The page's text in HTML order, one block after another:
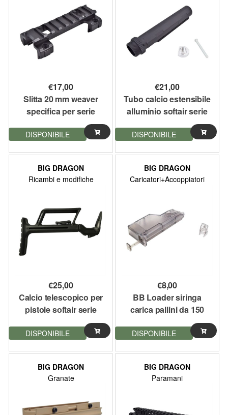
€17,00
Slitta 20 mm weaver
specifica per serie
softair MP5 Big Dragon
DISPONIBILE
€21,00
Tubo calcio estensibile
alluminio softair serie
M4 Big Dragon
DISPONIBILE
BIG DRAGON
Ricambi e modifiche
€25,00
Calcio telescopico per
pistole softair serie
Glock colore nero Big
Dragon
DISPONIBILE
BIG DRAGON
Caricatori+Accoppiatori
€8,00
BB Loader siringa
carica pallini da 150
pallini softair Big
Dragon
DISPONIBILE
BIG DRAGON
Granate
BIG DRAGON
Paramani